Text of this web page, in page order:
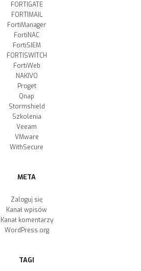
FORTIGATE
FORTIMAIL
FortiManager
FortiNAC
FortiSIEM
FORTISWITCH
FortiWeb
NAKIVO
Proget
Qnap
Stormshield
Szkolenia
Veeam
VMware
WithSecure
META
Zaloguj się
Kanał wpisów
Kanał komentarzy
WordPress.org
TAGI